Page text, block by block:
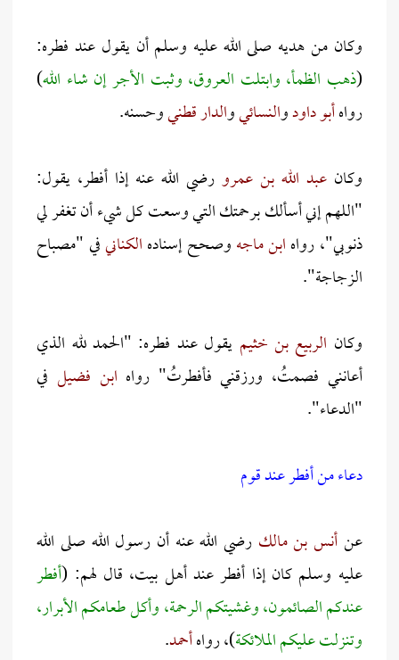
وكان من هديه صلى الله عليه وسلم أن يقول عند فطره:
(ذهب الظمأ، وابتلت العروق، وثبت الأجر إن شاء الله)
رواهأبو داودوالنسائيوالدار قطنيوحسنه.
وكانعبد الله بن عمرو رضي الله عنه إذا أفطر، يقول:
"اللهم إني أسألك برحمتك التي وسعت كل شيء أن تغفر لي
ذنوبي"، رواهابن ماجهوصحح إسنادهالكنانيفي "مصباح
الزجاجة".
وكان الربيع بن خثيم يقول عند فطره: "الحمد لله الذي
أعانني فصمتُ، ورزقني فأفطرتُ" رواه ابن فضيل في
"الدعاء".
دعاء من أفطر عند قوم
عنأنس بن مالك رضي الله عنه أن رسول الله صلى الله
عليه وسلم كان إذا أفطر عند أهل بيت، قال لهم: (أفطر
عندكم الصائمون، وغشيتكم الرحمة، وأكل طعامكم الأبرار،
وتنزلت عليكم الملائكة)، رواهأحمد.